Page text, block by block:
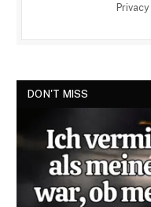
DON'T MISS